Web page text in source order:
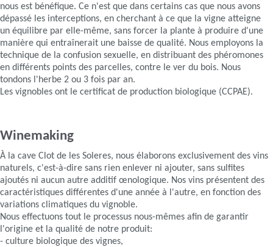
nous est bénéfique. Ce n'est que dans certains cas que nous avons
dépassé les interceptions, en cherchant à ce que la vigne atteigne
un équilibre par elle-même, sans forcer la plante à produire d'une
manière qui entraînerait une baisse de qualité. Nous employons la
technique de la confusion sexuelle, en distribuant des phéromones
en différents points des parcelles, contre le ver du bois. Nous
tondons l'herbe 2 ou 3 fois par an.
Les vignobles ont le certificat de production biologique (CCPAE).
Winemaking
À la cave Clot de les Soleres, nous élaborons exclusivement des vins
naturels, c'est-à-dire sans rien enlever ni ajouter, sans sulfites
ajoutés ni aucun autre additif œnologique. Nos vins présentent des
caractéristiques différentes d'une année à l'autre, en fonction des
variations climatiques du vignoble.
Nous effectuons tout le processus nous-mêmes afin de garantir
l'origine et la qualité de notre produit:
- culture biologique des vignes,